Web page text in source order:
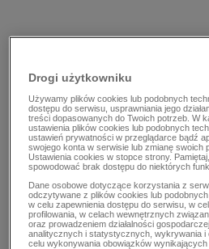
Drogi użytkowniku
Używamy plików cookies lub podobnych
dostępu do serwisu, usprawniania jego
treści dopasowanych do Twoich potrzeb. W
ustawienia plików cookies lub podobnych
ustawień prywatności w przeglądarce bądź
swojego konta w serwisie lub zmianę swoich
Ustawienia cookies w stopce strony.
spowodować brak dostępu do niektórych
Dane osobowe dotyczące korzystania z
odczytywane z plików cookies lub
w celu zapewnienia dostępu do serwisu, w
profilowania, w celach wewnętrznych
oraz prowadzeniem działalności
analitycznych i statystycznych, wykrywania i
celu wykonywania obowiązków wynikających